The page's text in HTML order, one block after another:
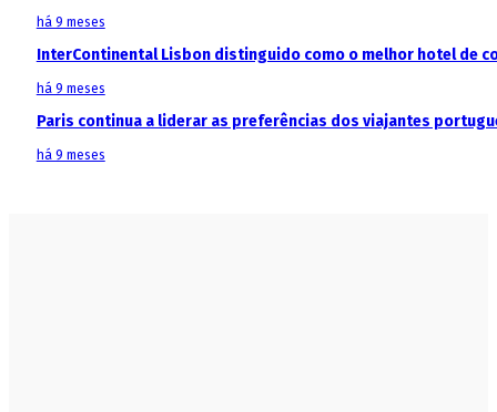
há 9 meses
InterContinental Lisbon distinguido como o melhor hotel de
há 9 meses
Paris continua a liderar as preferências dos viajantes
há 9 meses